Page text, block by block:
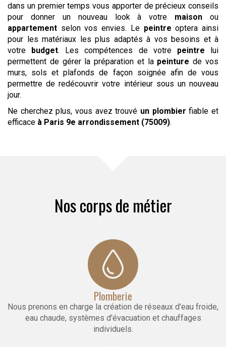
dans un premier temps vous apporter de précieux conseils
pour donner un nouveau look à votre maison ou
appartement selon vos envies. Le peintre optera ainsi
pour les matériaux les plus adaptés à vos besoins et à
votre budget. Les compétences de votre peintre lui
permettent de gérer la préparation et la peinture de vos
murs, sols et plafonds de façon soignée afin de vous
permettre de redécouvrir votre intérieur sous un nouveau
jour.
Ne cherchez plus, vous avez trouvé un plombier fiable et
efficace à Paris 9e arrondissement (75009).
Nos corps de métier
Plomberie
Nous prenons en charge la création de réseaux d'eau froide,
eau chaude, systèmes d'évacuation et chauffages
individuels.